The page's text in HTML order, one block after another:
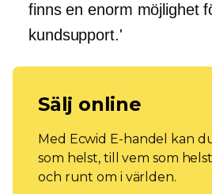
finns en enorm möjlighet
kundsupport.'
Sälj online
Med Ecwid E-handel kan
som helst, till vem som
och runt om i världen.